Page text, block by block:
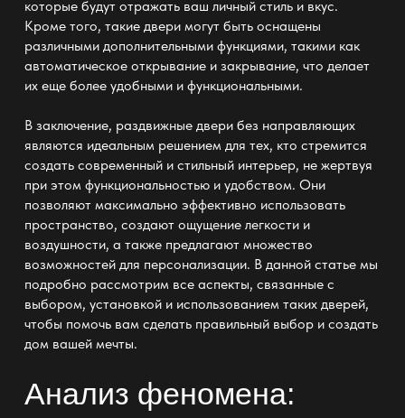
которые будут отражать ваш личный стиль и вкус.
Кроме того, такие двери могут быть оснащены
различными дополнительными функциями, такими как
автоматическое открывание и закрывание, что делает
их еще более удобными и функциональными.
В заключение, раздвижные двери без направляющих
являются идеальным решением для тех, кто стремится
создать современный и стильный интерьер, не жертвуя
при этом функциональностью и удобством. Они
позволяют максимально эффективно использовать
пространство, создают ощущение легкости и
воздушности, а также предлагают множество
возможностей для персонализации. В данной статье мы
подробно рассмотрим все аспекты, связанные с
выбором, установкой и использованием таких дверей,
чтобы помочь вам сделать правильный выбор и создать
дом вашей мечты.
Анализ феномена: